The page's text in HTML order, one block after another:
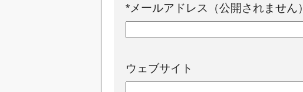
*メールアドレス（公開されません）
ウェブサイト